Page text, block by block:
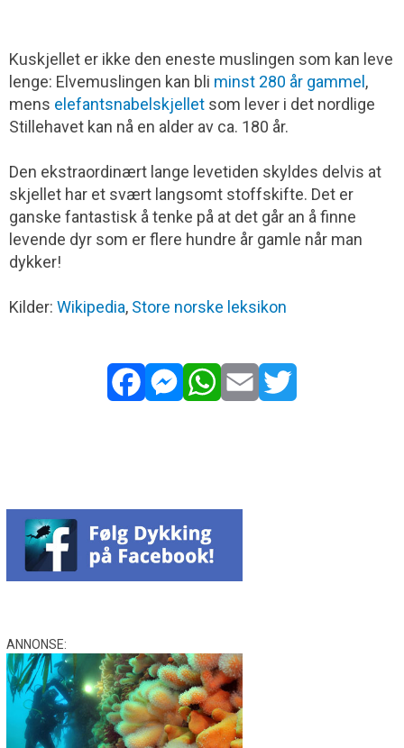
Kuskjellet er ikke den eneste muslingen som kan leve
lenge: Elvemuslingen kan bli minst 280 år gammel ,
mens elefantsnabelskjellet som lever i det nordlige
Stillehavet kan nå en alder av ca. 180 år.
Den ekstraordinært lange levetiden skyldes delvis at
skjellet har et svært langsomt stoffskifte. Det er
ganske fantastisk å tenke på at det går an å finne
levende dyr som er flere hundre år gamle når man
dykker!
Kilder: Wikipedia, Store norske leksikon
ANNONSE: